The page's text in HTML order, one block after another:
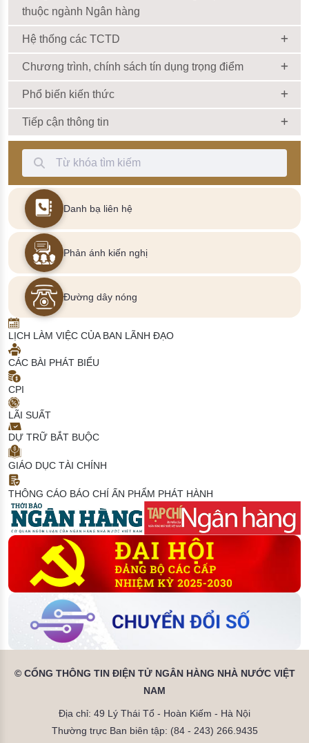
thuộc ngành Ngân hàng
Hệ thống các TCTD
Chương trình, chính sách tín dụng trọng điểm
Phổ biến kiến thức
Tiếp cận thông tin
Thanh Tìm kiếm
Danh bạ liên hệ
Phản ánh kiến nghị
Đường dây nóng
LỊCH LÀM VIỆC CỦA BAN LÃNH ĐẠO
CÁC BÀI PHÁT BIỂU
CPI
LÃI SUẤT
DỰ TRỮ BẮT BUỘC
GIÁO DỤC TÀI CHÍNH
THÔNG CÁO BÁO CHÍ ẤN PHẨM PHÁT HÀNH
© CỔNG THÔNG TIN ĐIỆN TỬ NGÂN HÀNG NHÀ NƯỚC VIỆT
NAM
Địa chỉ: 49 Lý Thái Tổ - Hoàn Kiếm - Hà Nội
Thường trực Ban biên tập: (84 - 243) 266.9435